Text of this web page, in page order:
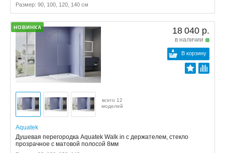
Размер: 90, 100, 120, 140 см
НОВИНКА 18 040 р.
в наличии
В корзину
всего 12
моделей
Aquatek
Душевая перегородка Aquatek Walk in с держателем, стекло
прозрачное с матовой полосой 8мм